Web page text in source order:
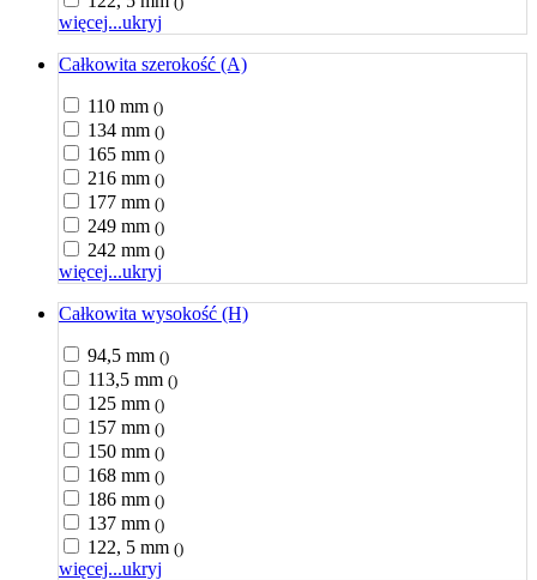
więcej...ukryj
Całkowita szerokość (A)
110 mm ()
134 mm ()
165 mm ()
216 mm ()
177 mm ()
249 mm ()
242 mm ()
więcej...ukryj
Całkowita wysokość (H)
94,5 mm ()
113,5 mm ()
125 mm ()
157 mm ()
150 mm ()
168 mm ()
186 mm ()
137 mm ()
122, 5 mm ()
więcej...ukryj